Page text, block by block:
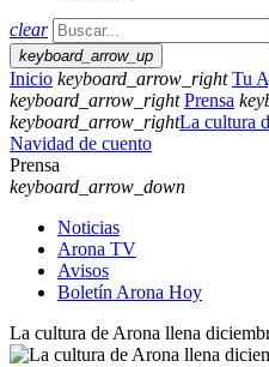
clear
keyboard_arrow_up
Inicio keyboard_arrow_right Tu
keyboard_arrow_right Prensa
keyboard_arrow_rightLa cultura
Navidad de cuento
Prensa
keyboard_arrow_down
Noticias
Arona TV
Avisos
Boletín Arona Hoy
La cultura de Arona llena